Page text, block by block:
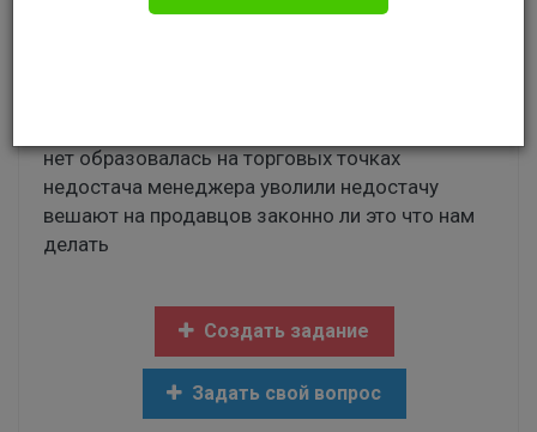
здравствуйте мы продавцы ермолино просим
нет образовалась на торговых точках
недостача менеджера уволили недостачу
вешают на продавцов законно ли это что нам
делать
Создать задание
Задать свой вопрос